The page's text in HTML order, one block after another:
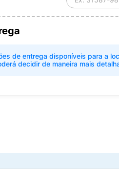
de entrega disponíveis para a
decidir de maneira mais